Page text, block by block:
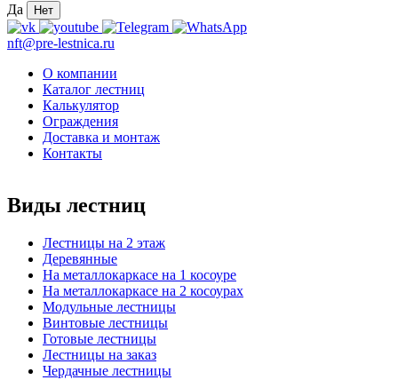
Да Нет
nft@pre-lestnica.ru
О компании
Каталог лестниц
Калькулятор
Ограждения
Доставка и монтаж
Контакты
Виды лестниц
Лестницы на 2 этаж
Деревянные
На металлокаркасе на 1 косоуре
На металлокаркасе на 2 косоурах
Модульные лестницы
Винтовые лестницы
Готовые лестницы
Лестницы на заказ
Чердачные лестницы